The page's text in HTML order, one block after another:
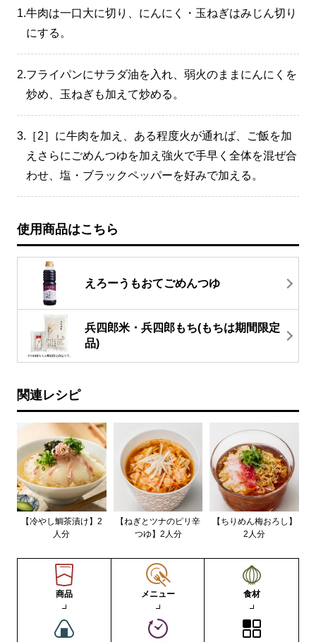
1.牛肉は一口大に切り、にんにく・玉ねぎはみじん切り
にする。
2.フライパンにサラダ油を入れ、弱火のままにんにくを
炒め、玉ねぎも加えて炒める。
3. ［2］に牛肉を加え、ある程度火が通れば、ご飯を加
えさらにごめんつゆを加え強火で手早く全体を混ぜ合
わせ、塩・ブラックペッパーを好みで加える。
使用商品はこちら
えろーうもおてごめんつゆ
兵四郎米・兵四郎もち(もちは期間限定
品)
関連レシピ
【冷やし鯛茶漬け】2
人分
【ねぎとツナのピリ辛
つゆ】2人分
【ちりめん梅おろし】
2人分
商品 メニュー 食材